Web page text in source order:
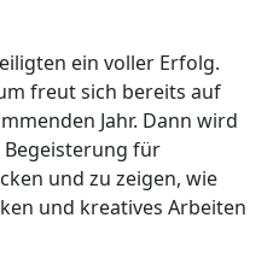
ein voller Erfolg.
freut sich bereits auf
Jahr. Dann wird
für
und zu zeigen, wie
und kreatives Arbeiten